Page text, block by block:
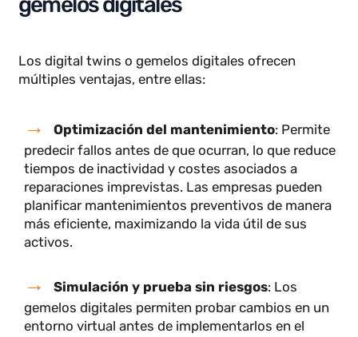
El gemelo digital de organización replica el
negocio y la optimización de procesos internos.
utilizar gemelos digitales para evaluar
en la cadena de suministro
y su impacto en los
costos operativos, ayudando a la toma de
decisiones basada en datos.
Ventajas y beneficios del uso de
Los digital twins o gemelos digitales ofrecen